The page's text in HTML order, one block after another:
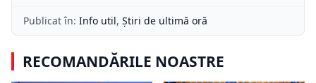
Publicat în: Info util, Știri de ultimă oră
RECOMANDĂRILE NOASTRE